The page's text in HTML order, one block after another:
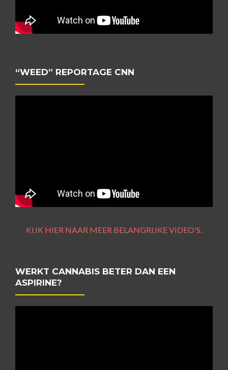
“WEED” REPORTAGE CNN
KIJK HIER NAAR MEER BELANGRIJKE VIDEO'S.
WERKT CANNABIS BETER DAN EEN
ASPIRINE?